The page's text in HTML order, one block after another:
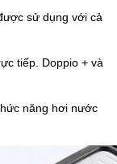
sử dụng với cả
tiếp. Doppio + và
năng hơi nước